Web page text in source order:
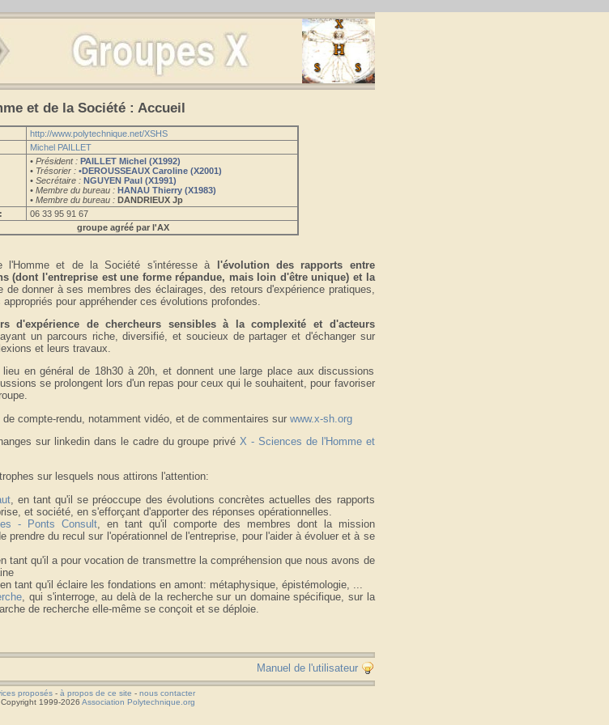
et de la Société : Accueil
http://www.polytechnique.net/XSHS
Michel PAILLET
• Président : PAILLET Michel (X1992)
• Trésorier : •DEROUSSEAUX Caroline (X2001)
• Secrétaire : NGUYEN Paul (X1991)
• Membre du bureau : HANAU Thierry (X1983)
• Membre du bureau : DANDRIEUX Jp
06 33 95 91 67
groupe agréé par l'AX
l'Homme et de la Société s'intéresse à
l'évolution des rapports entre
(dont l'entreprise est une forme répandue, mais loin d'être unique) et la
de donner à ses membres des éclairages, des retours d'expérience pratiques,
pour appréhender ces évolutions profondes.
d'expérience de chercheurs sensibles à la complexité et d'acteurs
un parcours riche, diversifié, et soucieux de partager et d'échanger sur
et leurs travaux.
en général de 18h30 à 20h, et donnent une large place aux discussions
se prolongent lors d'un repas pour ceux qui le souhaitent, pour favoriser
compte-rendu, notamment vidéo, et de commentaires sur www.x-sh.org
sur linkedin dans le cadre du groupe privéX - Sciences de l'Homme et
sur lesquels nous attirons l'attention:
, en tant qu'il se préoccupe des évolutions concrètes actuelles des rapports
et société, en s'efforçant d'apporter des réponses opérationnelles.
- Ponts Consult, en tant qu'il comporte des membres dont la mission
prendre du recul sur l'opérationnel de l'entreprise, pour l'aider à évoluer et à se
tant qu'il a pour vocation de transmettre la compréhension que nous avons de
tant qu'il éclaire les fondations en amont: métaphysique, épistémologie, ...
, qui s'interroge, au delà de la recherche sur un domaine spécifique, sur la
de recherche elle-même se conçoit et se déploie.
Manuel de l'utilisateur
proposés - à propos de ce site - nous contacter
1999-2026 Association Polytechnique.org